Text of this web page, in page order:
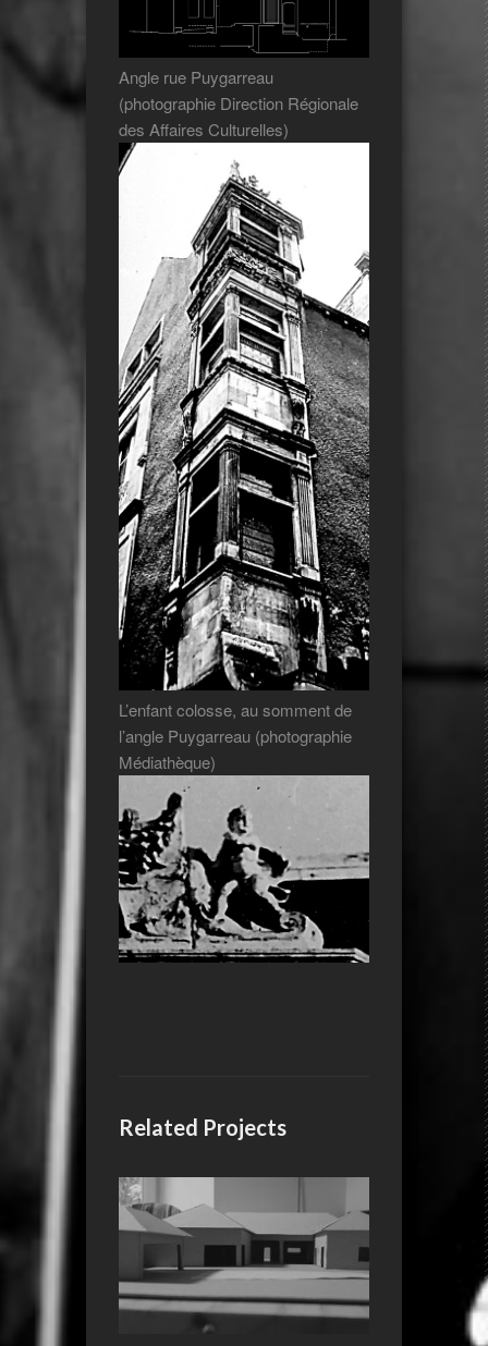
Angle rue Puygarreau
(photographie Direction Régionale
des Affaires Culturelles)
L’enfant colosse, au somment de
l’angle Puygarreau (photographie
Médiathèque)
Related Projects